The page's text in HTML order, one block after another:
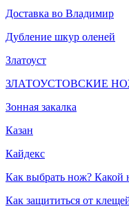
Доставка во Владимир
Дубление шкур оленей
Златоуст
ЗЛАТОУСТОВСКИЕ
Зонная закалка
Казан
Кайдекс
Как выбрать нож? Какой
Как защититься от